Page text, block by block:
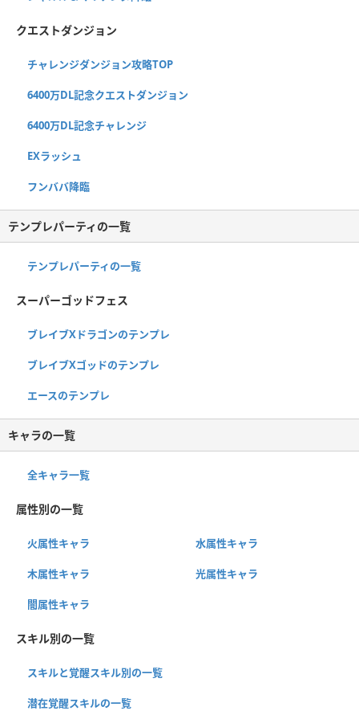
クエストダンジョン
チャレンジダンジョン攻略TOP
6400万DL記念クエストダンジョン
6400万DL記念チャレンジ
EXラッシュ
フンババ降臨
テンプレパーティの一覧
テンプレパーティの一覧
スーパーゴッドフェス
ブレイブXドラゴンのテンプレ
ブレイブXゴッドのテンプレ
エースのテンプレ
キャラの一覧
全キャラ一覧
属性別の一覧
火属性キャラ 水属性キャラ
木属性キャラ 光属性キャラ
闇属性キャラ
スキル別の一覧
スキルと覚醒スキル別の一覧
潜在覚醒スキルの一覧